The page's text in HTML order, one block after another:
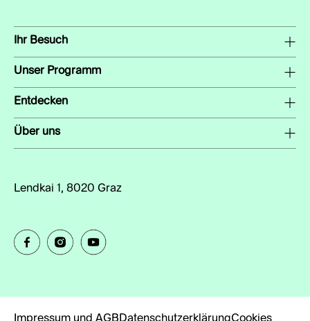
Ihr Besuch
Unser Programm
Entdecken
Über uns
Lendkai 1, 8020 Graz